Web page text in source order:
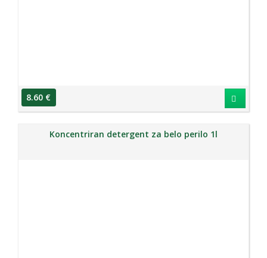
8.60 €
Koncentriran detergent za belo perilo 1l